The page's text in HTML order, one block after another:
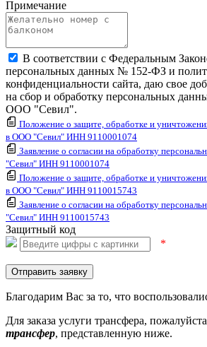
Примечание
В соответствии с Федеральным
персональных данных № 152-ФЗ и
конфиденциальности сайта, даю свое
на сбор и обработку персональных
ООО "Севил".
Положение о защите, обработке и
в ООО "Севил" ИНН 9110001074
Заявление о согласии на обработку
"Севил" ИНН 9110001074
Положение о защите, обработке и
в ООО "Севил" ИНН 9110015743
Заявление о согласии на обработку
"Севил" ИНН 9110015743
Защитный код
*
Отправить заявку
Благодарим Вас за то, что
Для заказа услуги трансфера,
трансфер, представленную ниже.